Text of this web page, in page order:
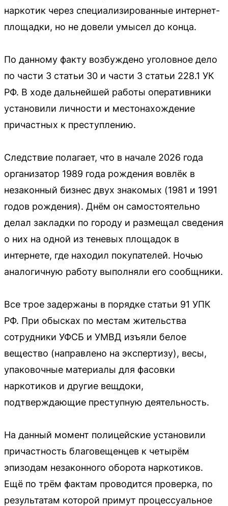
наркотик через специализированные интернет-
площадки, но не довели умысел до конца.
По данному факту возбуждено уголовное дело
по части 3 статьи 30 и части 3 статьи 228.1 УК
РФ. В ходе дальнейшей работы оперативники
установили личности и местонахождение
причастных к преступлению.
Следствие полагает, что в начале 2026 года
организатор 1989 года рождения вовлёк в
незаконный бизнес двух знакомых (1981 и 1991
годов рождения). Днём он самостоятельно
делал закладки по городу и размещал сведения
о них на одной из теневых площадок в
интернете, где находил покупателей. Ночью
аналогичную работу выполняли его сообщники.
Все трое задержаны в порядке статьи 91 УПК
РФ. При обысках по местам жительства
сотрудники УФСБ и УМВД изъяли белое
вещество (направлено на экспертизу), весы,
упаковочные материалы для фасовки
наркотиков и другие вещдоки,
подтверждающие преступную деятельность.
На данный момент полицейские установили
причастность благовещенцев к четырём
эпизодам незаконного оборота наркотиков.
Ещё по трём фактам проводится проверка, по
результатам которой примут процессуальное